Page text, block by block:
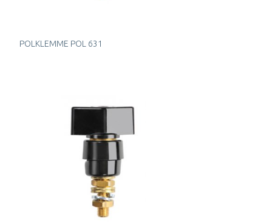
POLKLEMME POL 631